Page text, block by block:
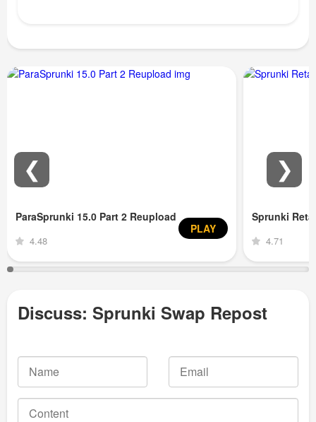
ParaSprunki 15.0 Part 2 Reupload
4.48
PLAY
Sprunki
4.71
❮ ❯
Discuss: Sprunki Swap Repost